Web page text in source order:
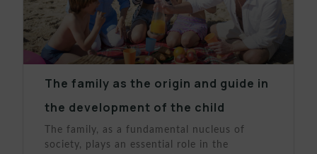
The family as the origin and guide in
the development of the child
The family, as a fundamental nucleus of
society, plays an essential role in the